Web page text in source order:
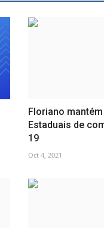
Floriano
Estaduais de
19
Oct 4, 2021